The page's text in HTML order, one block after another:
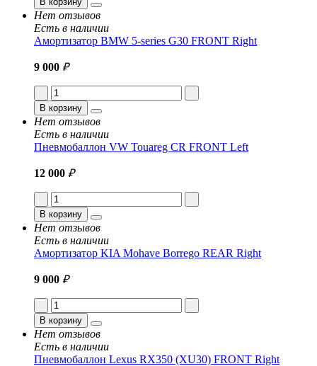
Нет отзывов
Есть в наличии
Амортизатор BMW 5-series G30 FRONT Right
9 000 ₽
В корзину
Нет отзывов
Есть в наличии
Пневмобаллон VW Touareg CR FRONT Left
12 000 ₽
В корзину
Нет отзывов
Есть в наличии
Амортизатор KIA Mohave Borrego REAR Right
9 000 ₽
В корзину
Нет отзывов
Есть в наличии
Пневмобаллон Lexus RX350 (XU30) FRONT Right